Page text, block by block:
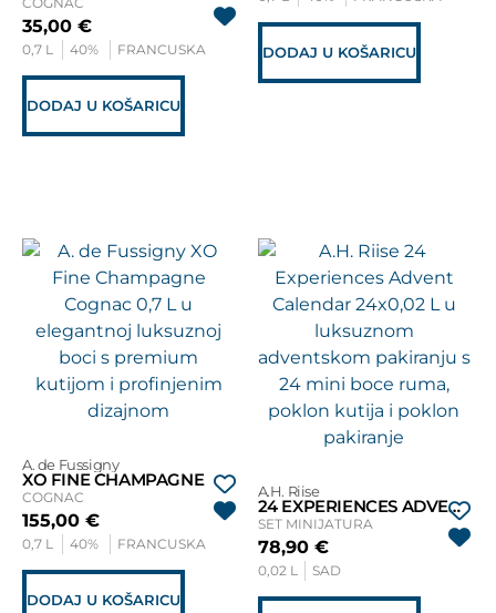
35,00 €
0,7 L 40% FRANCUSKA
DODAJ U KOŠARICU
DODAJ U KOŠARICU
A. de Fussigny
XO FINE CHAMPAGNE
COGNAC
155,00 €
0,7 L 40% FRANCUSKA
DODAJ U KOŠARICU
A.H. Riise
24 EXPERIENCES ADVENT KALENDAR
SET MINIJATURA
78,90 €
0,02 L SAD